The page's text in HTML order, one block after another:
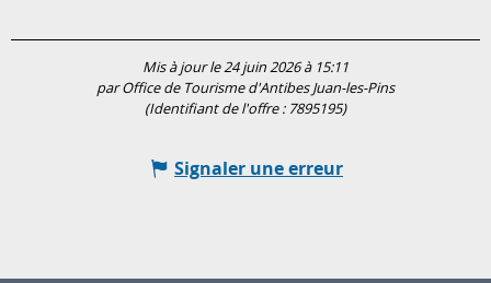
Mis à jour le 24 juin 2026 à 15:11
par Office de Tourisme d'Antibes Juan-les-Pins
(Identifiant de l'offre : 7895195)
Signaler une erreur